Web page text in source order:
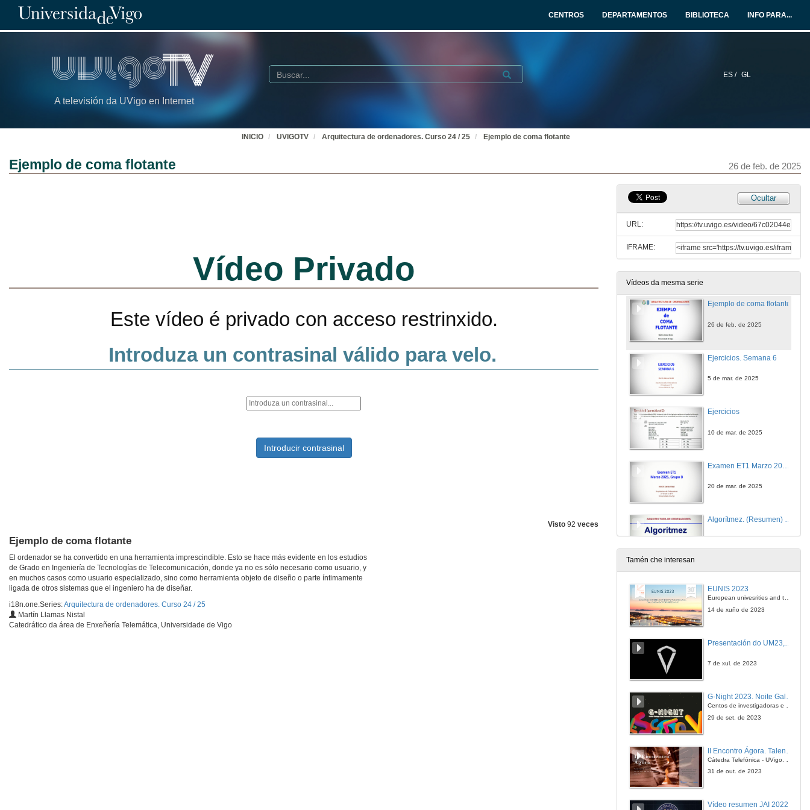
CENTROS DEPARTAMENTOS BIBLIOTECA INFO PARA...
A televisión da UVigo en Internet
ES / GL
Buscar Submit
INICIO UVIGOTV Arquitectura de ordenadores. Curso 24 / 25 Ejemplo de coma flotante
Ejemplo de coma flotante 26 de feb. de 2025
Visto 92 veces
Ejemplo de coma flotante
El ordenador se ha convertido en una herramienta imprescindible. Esto se hace más evidente en los estudios
de Grado en Ingeniería de Tecnologías de Telecomunicación, donde ya no es sólo necesario como usuario, y
en muchos casos como usuario especializado, sino como herramienta objeto de diseño o parte íntimamente
ligada de otros sistemas que el ingeniero ha de diseñar.
i18n.one.Series:Arquitectura de ordenadores. Curso 24 / 25
Martín Llamas Nistal
Catedrático da área de Enxeñería Telemática, Universidade de Vigo
Ocultar
URL:
IFRAME:
Vídeos da mesma serie
ARM. Instrucciones de control de flujo
21 de feb. de 2024
Ejercicios Semana 4 (1ª Parte)
Ejercicios Semana 4 (2ª Parte)
24 de feb. de 2025
Ejemplo de coma flotante
26 de feb. de 2025
Ejercicios. Semana 6
5 de mar. de 2025
Ejercicios
10 de mar. de 2025
20 de mar. de 2025
Algorítmez. (Resumen) (recuperada del curso 23/24)
EC2AB_14: Ejercicio 2 de Algorítmez (recuperada del curso 23/24)
1 de abr. de 2024
7 de abr. de 2025
9 de abr. de 2025
Tamén che interesan
EUNIS 2023
European univesrities and the digital transformation: challenges and opportunities ahead
14 de xuño de 2023
7 de xul. de 2023
G-Night 2023. Noite Galega das Persoas Investigadoras. Conciencias creativas
Centos de investigadoras e investigadores, decenas de actividades e sete cidades
29 de set. de 2023
Cátedra Telefónica - UVigo. Espazos de innovación
31 de out. de 2023
Vídeo resumen JAI 2022